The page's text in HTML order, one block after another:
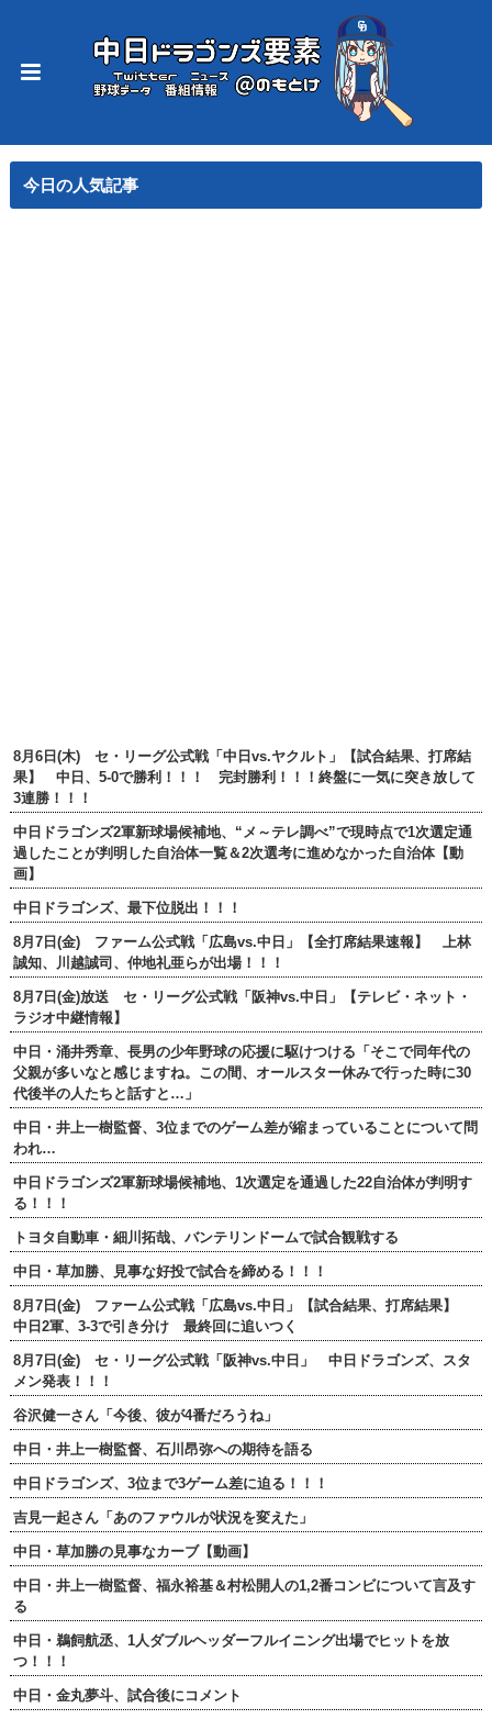
今日の人気記事
8月6日(木) セ・リーグ公式戦「中日vs.ヤクルト」【試合結果、打席結
果】 中日、5-0で勝利！！！ 完封勝利！！！終盤に一気に突き放して
3連勝！！！
中日ドラゴンズ2軍新球場候補地、“メ～テレ調べ”で現時点で1次選定通
過したことが判明した自治体一覧＆2次選考に進めなかった自治体【動
画】
中日ドラゴンズ、最下位脱出！！！
8月7日(金) ファーム公式戦「広島vs.中日」【全打席結果速報】 上林
誠知、川越誠司、仲地礼亜らが出場！！！
8月7日(金)放送 セ・リーグ公式戦「阪神vs.中日」【テレビ・ネット・
ラジオ中継情報】
中日・涌井秀章、長男の少年野球の応援に駆けつける「そこで同年代の
父親が多いなと感じますね。この間、オールスター休みで行った時に30
代後半の人たちと話すと…」
中日・井上一樹監督、3位までのゲーム差が縮まっていることについて問
われ…
中日ドラゴンズ2軍新球場候補地、1次選定を通過した22自治体が判明す
る！！！
トヨタ自動車・細川拓哉、バンテリンドームで試合観戦する
中日・草加勝、見事な好投で試合を締める！！！
8月7日(金) ファーム公式戦「広島vs.中日」【試合結果、打席結果】
中日2軍、3-3で引き分け 最終回に追いつく
8月7日(金) セ・リーグ公式戦「阪神vs.中日」 中日ドラゴンズ、スタ
メン発表！！！
谷沢健一さん「今後、彼が4番だろうね」
中日・井上一樹監督、石川昂弥への期待を語る
中日ドラゴンズ、3位まで3ゲーム差に迫る！！！
吉見一起さん「あのファウルが状況を変えた」
中日・草加勝の見事なカーブ【動画】
中日・井上一樹監督、福永裕基＆村松開人の1,2番コンビについて言及す
る
中日・鵜飼航丞、1人ダブルヘッダーフルイニング出場でヒットを放
つ！！！
中日・金丸夢斗、試合後にコメント